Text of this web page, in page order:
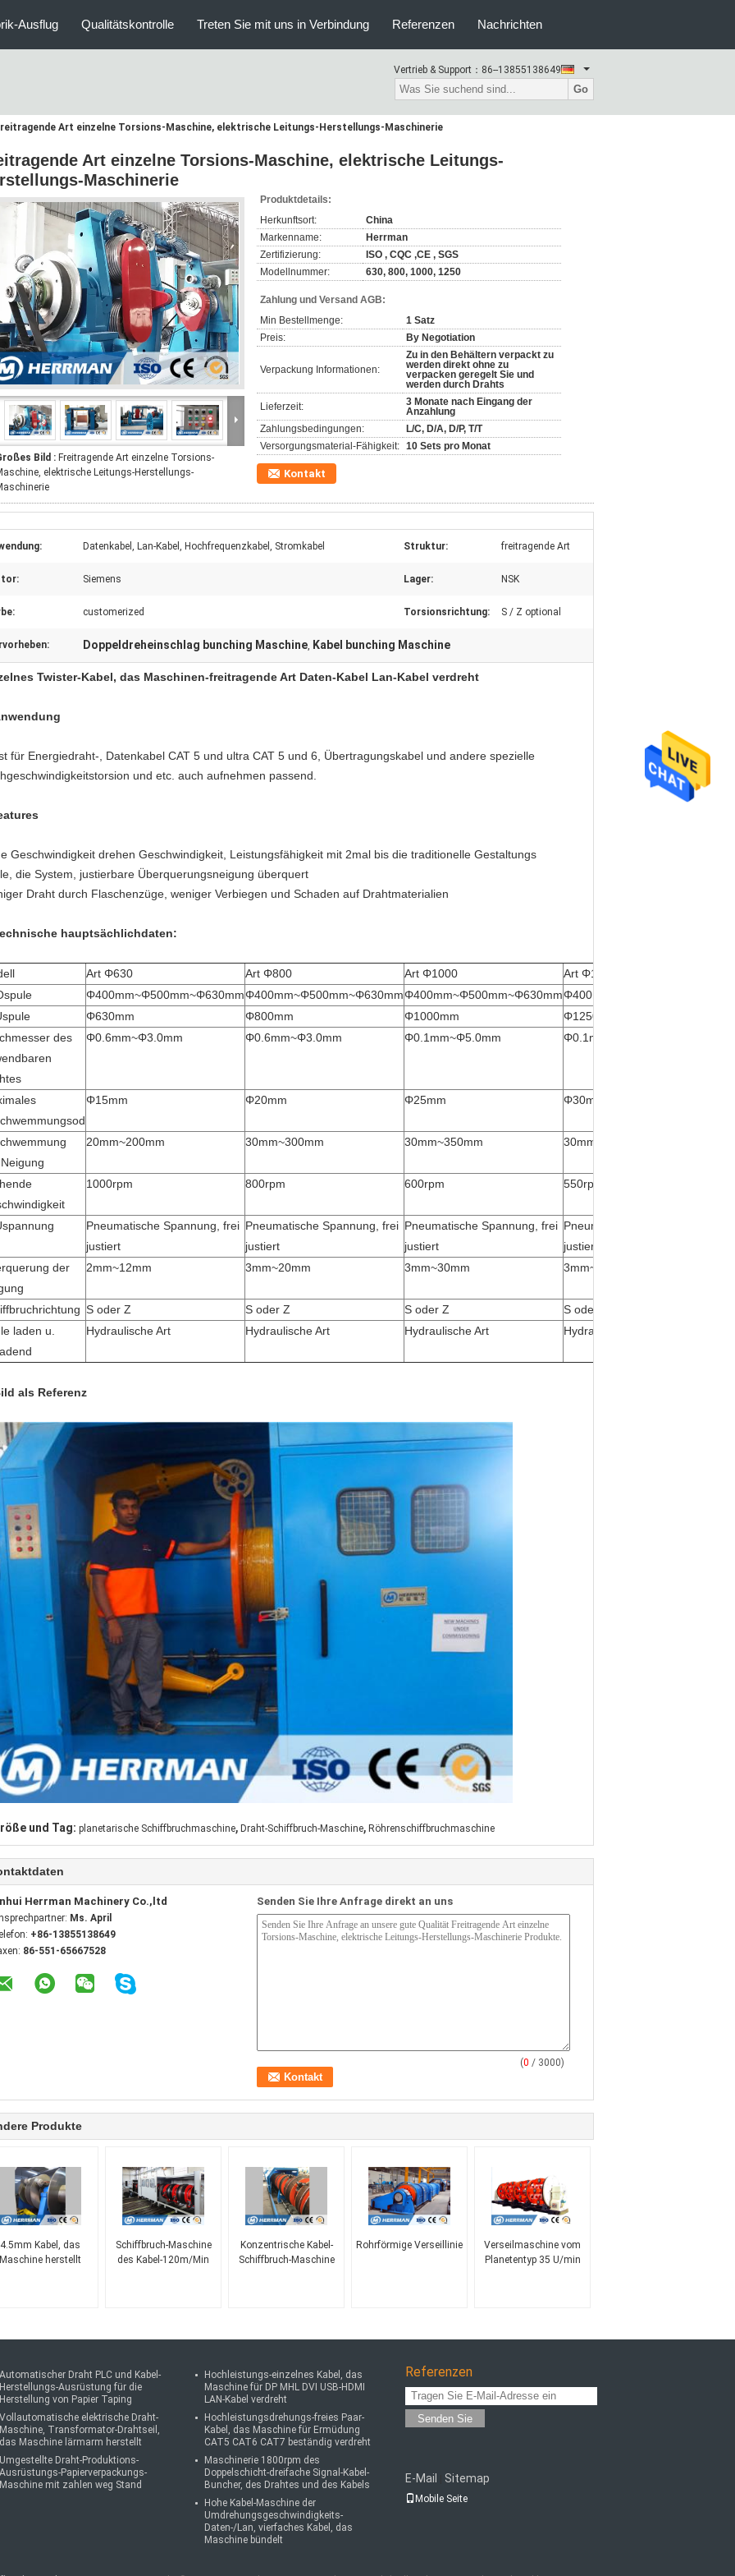
Ausflug Qualitätskontrolle Treten Sie mit uns in Verbindung Referenzen Nachrichten
Vertrieb & Support： 86--13855138649
Go
Art einzelne Torsions-Maschine, elektrische Leitungs-Herstellungs-Maschinerie
Art einzelne Torsions-Maschine, elektrische Leitungs-
Maschinerie
Bild : Freitragende Art einzelne Torsions-
elektrische Leitungs-Herstellungs-
Produktdetails:
Herkunftsort:
China
Markenname:
Herrman
Zertifizierung:
ISO , CQC ,CE , SGS
Modellnummer:
630, 800, 1000, 1250
Zahlung und Versand AGB:
Min Bestellmenge:
1 Satz
Preis:
By Negotiation
Verpackung Informationen:
Zu in den Behältern verpackt zu
werden direkt ohne zu
verpacken geregelt Sie und
werden durch Drahts
Lieferzeit:
3 Monate nach Eingang der
Anzahlung
Zahlungsbedingungen:
L/C, D/A, D/P, T/T
Versorgungsmaterial-Fähigkeit: 10 Sets pro Monat
Kontakt
Datenkabel, Lan-Kabel, Hochfrequenzkabel, Stromkabel Struktur: freitragende Art
Siemens Lager: NSK
customerized Torsionsrichtung: S / Z optional
Doppeldreheinschlag bunching Maschine, Kabel bunching Maschine
Twister-Kabel, das Maschinen-freitragende Art Daten-Kabel Lan-Kabel verdreht
für Energiedraht-, Datenkabel CAT 5 und ultra CAT 5 und 6, Übertragungskabel und andere spezielle
und etc. auch aufnehmen passend.
Geschwindigkeit drehen Geschwindigkeit, Leistungsfähigkeit mit 2mal bis die traditionelle Gestaltungs
die System, justierbare Überquerungsneigung überquert
Draht durch Flaschenzüge, weniger Verbiegen und Schaden auf Drahtmaterialien
hauptsächlichdaten:
Art Φ630 Art Φ800 Art Φ1000
Art Φ1250
Φ400mm~Φ500mm~Φ630mmΦ400mm~Φ500mm~Φ630mmΦ400mm~Φ500mm~Φ630mmΦ400mm~Φ500mm~Φ630mm
Φ630mm Φ800mm Φ1000mm
Φ1250mm
des
Φ0.6mm~Φ3.0mm Φ0.6mm~Φ3.0mm Φ0.1mm~Φ5.0mm Φ0.1mm~Φ5.0mm
Φ15mm Φ20mm Φ25mm Φ30mm
20mm~200mm 30mm~300mm 30mm~350mm 30mm~350mm
1000rpm 800rpm 600rpm 550rpm
Pneumatische Spannung, frei
justiert
Pneumatische Spannung, frei
justiert
Pneumatische Spannung, frei
justiert
Pneumatische Spannung, frei
justiert
der
2mm~12mm 3mm~20mm 3mm~30mm 3mm~30mm
S oder Z S oder Z S oder Z
S oder Z
laden u.
Hydraulische Art Hydraulische Art Hydraulische Art Hydraulische Art
als Referenz
und Tag: planetarische Schiffbruchmaschine, Draht-Schiffbruch-Maschine, Röhrenschiffbruchmaschine
Herrman Machinery Co.,ltd
Ms. April
+86-13855138649
86-551-65667528
Senden Sie Ihre Anfrage direkt an uns
(0 / 3000)
Produkte
4.5mm Kabel, das
Maschine herstellt
Schiffbruch-Maschine
des Kabel-120m/Min
Konzentrische Kabel-
Schiffbruch-Maschine
Rohrförmige Verseillinie
Verseilmaschine vom
Planetentyp 35 U/min
Automatischer Draht PLC und Kabel-
Herstellungs-Ausrüstung für die
Herstellung von Papier Taping
Vollautomatische elektrische Draht-
Maschine, Transformator-Drahtseil,
das Maschine lärmarm herstellt
Umgestellte Draht-Produktions-
Ausrüstungs-Papierverpackungs-
Maschine mit zahlen weg Stand
Hochleistungs-einzelnes Kabel, das
Maschine für DP MHL DVI USB-HDMI
LAN-Kabel verdreht
Hochleistungsdrehungs-freies Paar-
Kabel, das Maschine für Ermüdung
CAT5 CAT6 CAT7 beständig verdreht
Maschinerie 1800rpm des
Doppelschicht-dreifache Signal-Kabel-
Buncher, des Drahtes und des Kabels
Hohe Kabel-Maschine der
Umdrehungsgeschwindigkeits-
Daten-/Lan, vierfaches Kabel, das
Maschine bündelt
Referenzen
Senden Sie
E-Mail Sitemap
Mobile Seite